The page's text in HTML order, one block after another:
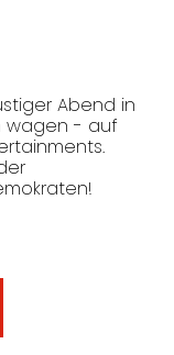
Abend in
wagen - auf